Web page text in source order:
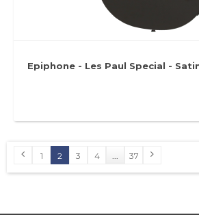
Epiphone - Les Paul Special -
1 2 3 4 37